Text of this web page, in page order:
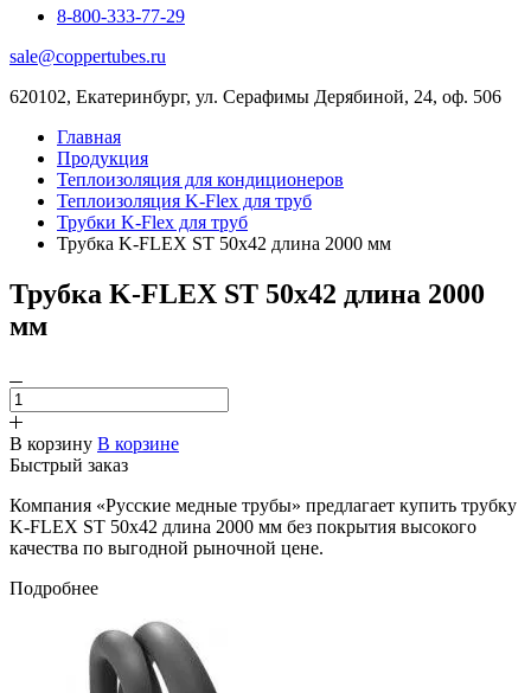
8-800-333-77-29
sale@coppertubes.ru
620102, Екатеринбург, ул. Серафимы Дерябиной, 24, оф. 506
Главная
Продукция
Теплоизоляция для кондиционеров
Теплоизоляция K-Flex для труб
Трубки K-Flex для труб
Трубка K-FLEX ST 50х42 длина 2000 мм
Трубка K-FLEX ST 50х42 длина 2000
мм
В корзину В корзине
Быстрый заказ
Компания «Русские медные трубы» предлагает купить трубку
K-FLEX ST 50х42 длина 2000 мм без покрытия высокого
качества по выгодной рыночной цене.
Подробнее